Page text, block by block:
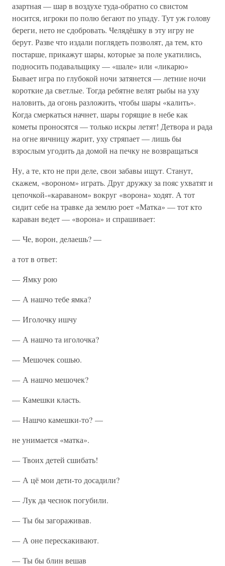
азартная — шар в воздухе туда-обратно со свистом
носится, игроки по полю бегают по упаду. Тут уж голову
береги, нето не сдобровать. Челядёшку в эту игру не
берут. Разве что издали поглядеть позволят, да тем, кто
постарше, прикажут шары, которые за поле укатились,
подносить подавальщику — «шале» или «ликарю»
Бывает игра по глубокой ночи затянется — летние ночи
короткие да светлые. Тогда ребятне велят рыбы на уху
наловить, да огонь разложить, чтобы шары «калить».
Когда смеркаться начнет, шары горящие в небе как
кометы проносятся — только искры летят! Детвора и рада
на огне яичницу жарит, уху стряпает — лишь бы
взрослым угодить да домой на печку не возвращаться
Ну, а те, кто не при деле, свои забавы ищут. Станут,
скажем, «вороном» играть. Друг дружку за пояс ухватят и
цепочкой-«караваном» вокруг «ворона» ходят. А тот
сидит себе на травке да землю роет «Матка» — тот кто
караван ведет — «ворона» и спрашивает:
— Че, ворон, делаешь? —
а тот в ответ:
— Ямку рою
— А нашчо тебе ямка?
— Иголочку ишчу
— А нашчо та иголочка?
— Мешочек сошью.
— А нашчо мешочек?
— Камешки класть.
— Нашчо камешки-то? —
не унимается «матка».
— Твоих детей сшибать!
— А цё мои дети-то досадили?
— Лук да чеснок погубили.
— Ты бы загораживав.
— А оне перескакивают.
— Ты бы блин вешав